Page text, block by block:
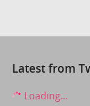
Latest from
Loading...